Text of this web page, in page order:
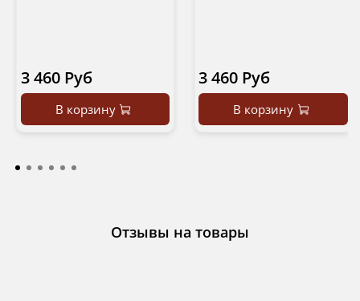
3 460 Руб
В корзину
3 460 Руб
В корзину
Отзывы на товары